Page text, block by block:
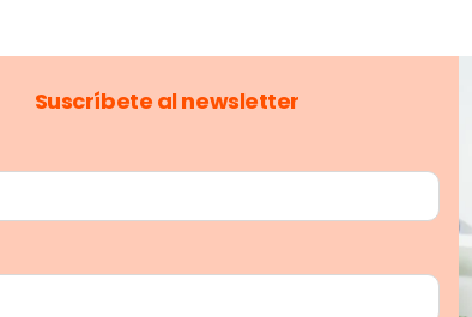
Suscríbete al newsletter